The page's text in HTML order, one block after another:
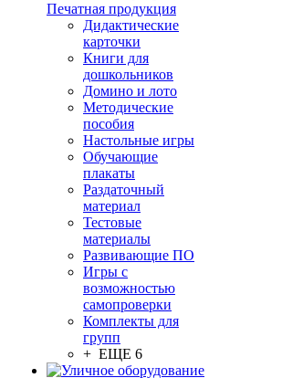
Печатная продукция
Дидактические
карточки
Книги для
дошкольников
Домино и лото
Методические
пособия
Настольные игры
Обучающие
плакаты
Раздаточный
материал
Тестовые
материалы
Развивающие ПО
Игры с
возможностью
самопроверки
Комплекты для
групп
+ ЕЩЕ 6